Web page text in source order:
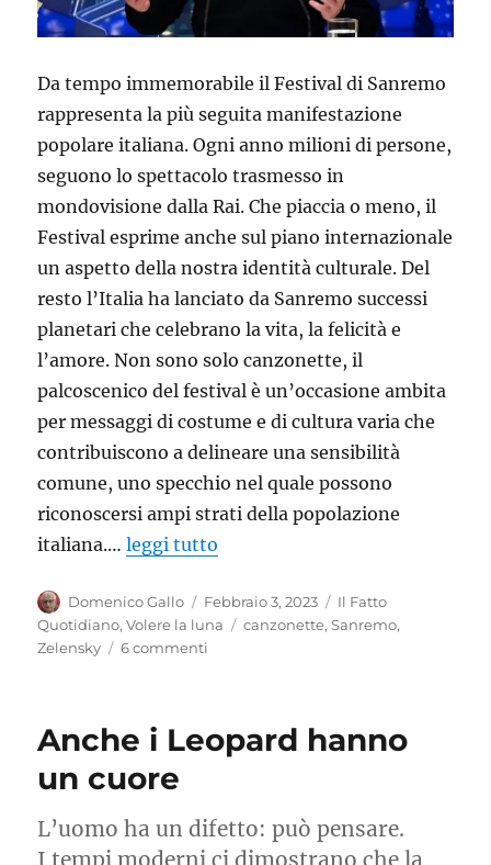
Da tempo immemorabile il Festival di Sanremo
rappresenta la più seguita manifestazione
popolare italiana. Ogni anno milioni di persone,
seguono lo spettacolo trasmesso in
mondovisione dalla Rai. Che piaccia o meno, il
Festival esprime anche sul piano internazionale
un aspetto della nostra identità culturale. Del
resto l’Italia ha lanciato da Sanremo successi
planetari che celebrano la vita, la felicità e
l’amore. Non sono solo canzonette, il
palcoscenico del festival è un’occasione ambita
per messaggi di costume e di cultura varia che
contribuiscono a delineare una sensibilità
comune, uno specchio nel quale possono
riconoscersi ampi strati della popolazione
italiana.…leggi tutto
Autore
Domenico Gallo
Pubblicato
il
Febbraio 3, 2023 Categorie
Il Fatto
Quotidiano,Volere la luna Tag
canzonette,Sanremo,
Zelensky
6 commenti
solo
canzonette
Anche i Leopard hanno
un cuore
L’uomo ha un difetto: può pensare.
I tempi moderni ci dimostrano che la